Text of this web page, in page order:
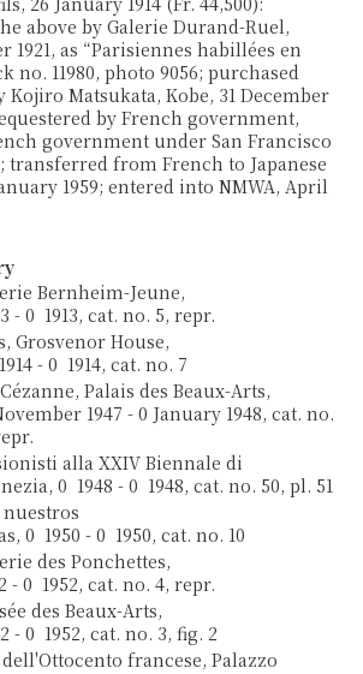
above by Galerie Durand-Ruel,
1921, as “Parisiennes habillées en
no. 11980, photo 9056; purchased
Matsukata, Kobe, 31 December
by French government,
government under San Francisco
transferred from French to Japanese
1959; entered into NMWA, April
Bernheim-Jeune,
- 0 1913, cat. no. 5, repr.
Grosvenor House,
- 0 1914, cat. no. 7
Palais des Beaux-Arts,
1947 - 0 January 1948, cat. no.
alla XXIV Biennale di
0 1948 - 0 1948, cat. no. 50, pl. 51
nuestros
0 1950 - 0 1950, cat. no. 10
des Ponchettes,
- 0 1952, cat. no. 4, repr.
des Beaux-Arts,
- 0 1952, cat. no. 3, fig. 2
francese, Palazzo